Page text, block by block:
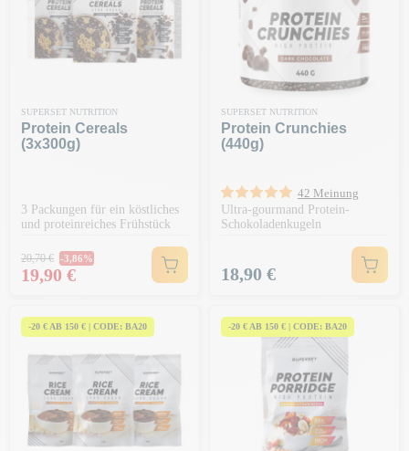
SUPERSET NUTRITION
Protein Cereals
(3x300g)
3 Packungen für ein köstliches
und proteinreiches Frühstück
Regulärer Preis
20,70 € -3,86%
Preis
19,90 €
SUPERSET NUTRITION
Protein Crunchies
(440g)
42 Meinung
Ultra-gourmand Protein-
Schokoladenkugeln
Preis
18,90 €
-20 € AB 150 € | CODE: BA20 -20 € AB 150 € | CODE: BA20